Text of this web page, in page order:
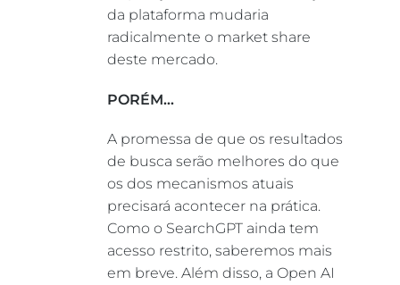
da plataforma mudaria
radicalmente o market share
deste mercado.
PORÉM…
A promessa de que os resultados
de busca serão melhores do que
os dos mecanismos atuais
precisará acontecer na prática.
Como o SearchGPT ainda tem
acesso restrito, saberemos mais
em breve. Além disso, a Open AI